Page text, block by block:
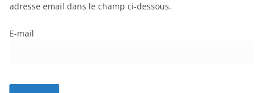
adresse email dans le champ ci-dessous.
E-mail